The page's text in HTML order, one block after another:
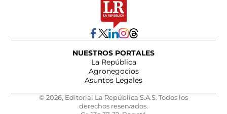
NUESTROS PORTALES
La República
Agronegocios
Asuntos Legales
© 2026, Editorial La República S.A.S. Todos los
derechos reservados.